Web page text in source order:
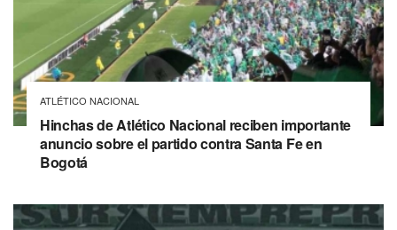
ATLÉTICO NACIONAL
Hinchas de Atlético Nacional reciben importante
anuncio sobre el partido contra Santa Fe en
Bogotá